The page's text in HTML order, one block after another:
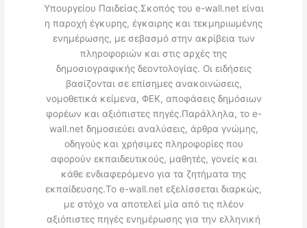
Υπουργείου Παιδείας.Σκοπός του e-wall.net είναι
η παροχή έγκυρης, έγκαιρης και τεκμηριωμένης
ενημέρωσης, με σεβασμό στην ακρίβεια των
πληροφοριών και στις αρχές της
δημοσιογραφικής δεοντολογίας. Οι ειδήσεις
βασίζονται σε επίσημες ανακοινώσεις,
νομοθετικά κείμενα, ΦΕΚ, αποφάσεις δημόσιων
φορέων και αξιόπιστες πηγές.Παράλληλα, το e-
wall.net δημοσιεύει αναλύσεις, άρθρα γνώμης,
οδηγούς και χρήσιμες πληροφορίες που
αφορούν εκπαιδευτικούς, μαθητές, γονείς και
κάθε ενδιαφερόμενο για τα ζητήματα της
εκπαίδευσης.Το e-wall.net εξελίσσεται διαρκώς,
με στόχο να αποτελεί μία από τις πλέον
αξιόπιστες πηγές ενημέρωσης για την ελληνική